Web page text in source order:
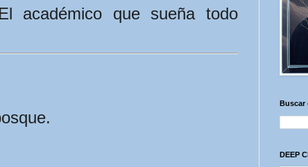
académico que sueña todo
Buscar
DEEP